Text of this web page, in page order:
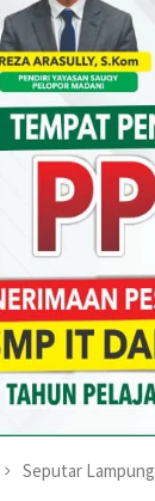
Seputar Lampung